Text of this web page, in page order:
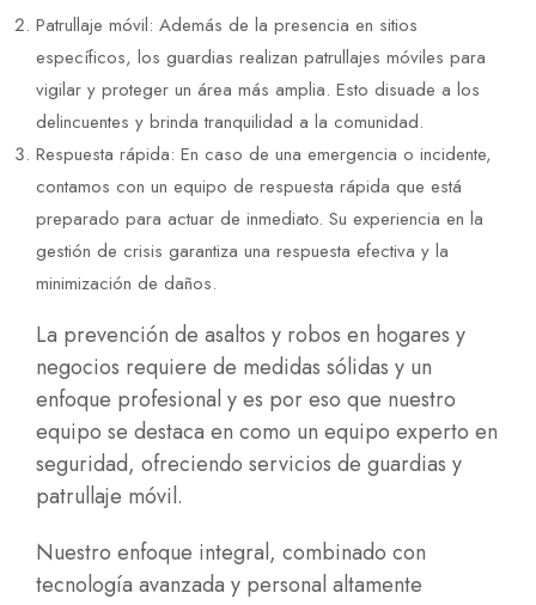
Patrullaje móvil: Además de la presencia en sitios
específicos, los guardias realizan patrullajes móviles para
vigilar y proteger un área más amplia. Esto disuade a los
delincuentes y brinda tranquilidad a la comunidad.
Respuesta rápida: En caso de una emergencia o incidente,
contamos con un equipo de respuesta rápida que está
preparado para actuar de inmediato. Su experiencia en la
gestión de crisis garantiza una respuesta efectiva y la
minimización de daños.
La prevención de asaltos y robos en hogares y
negocios requiere de medidas sólidas y un
enfoque profesional y es por eso que nuestro
equipo se destaca en como un equipo experto en
seguridad, ofreciendo servicios de guardias y
patrullaje móvil.
Nuestro enfoque integral, combinado con
tecnología avanzada y personal altamente